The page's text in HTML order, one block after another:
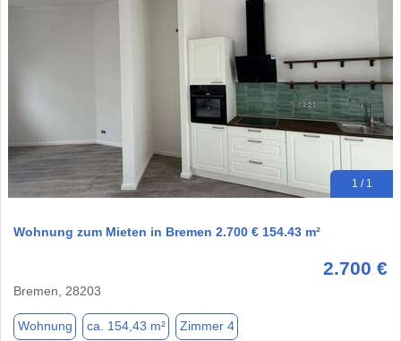
1 / 1
Wohnung zum Mieten in Bremen 2.700 € 154.43 m²
2.700 €
Bremen, 28203
Wohnung ca. 154,43 m² Zimmer 4